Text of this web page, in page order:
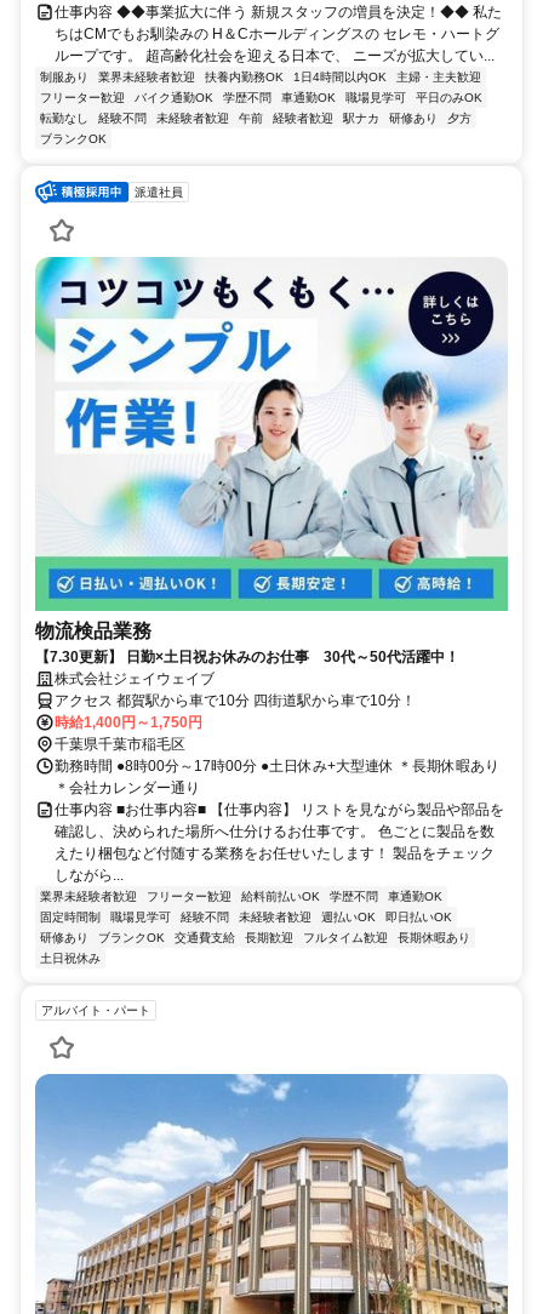
仕事内容 ◆◆事業拡大に伴う 新規スタッフの増員を決定！◆◆ 私た
ちはCMでもお馴染みの H＆Cホールディングスの セレモ・ハートグ
ループです。 超高齢化社会を迎える日本で、 ニーズが拡大してい...
制服あり 業界未経験者歓迎 扶養内勤務OK 1日4時間以内OK
主婦・主夫歓迎
フリーター歓迎
バイク通勤OK 学歴不問 車通勤OK 職場見学可
平日のみOK
転勤なし
経験不問 未経験者歓迎 午前 経験者歓迎 駅ナカ 研修あり
夕方
ブランクOK
派遣社員
物流検品業務
【7.30更新】 日勤×土日祝お休みのお仕事 30代～50代活躍中！
株式会社ジェイウェイブ
アクセス 都賀駅から車で10分 四街道駅から車で10分！
時給1,400円～1,750円
千葉県千葉市稲毛区
勤務時間 ●8時00分～17時00分 ●土日休み+大型連休 ＊長期休暇あり
＊会社カレンダー通り
仕事内容 ■お仕事内容■ 【仕事内容】 リストを見ながら製品や部品を
確認し、決められた場所へ仕分けるお仕事です。 色ごとに製品を数
えたり梱包など付随する業務をお任せいたします！ 製品をチェック
しながら...
業界未経験者歓迎 フリーター歓迎 給料前払いOK 学歴不問
車通勤OK
固定時間制
職場見学可 経験不問 未経験者歓迎 週払いOK
即日払いOK
研修あり
ブランクOK 交通費支給 長期歓迎 フルタイム歓迎
長期休暇あり
土日祝休み
アルバイト・パート